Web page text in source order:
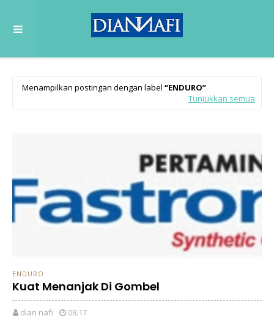
Menampilkan postingan dengan label
ENDURO
Tunjukkan semua
ENDURO
Kuat Menanjak Di Gombel
dian nafi 08.17